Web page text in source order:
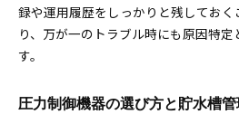
録や運用履歴をしっかりと残してお
り、万が一のトラブル時にも原因特
す。
圧力制御機器の選び方と貯水槽